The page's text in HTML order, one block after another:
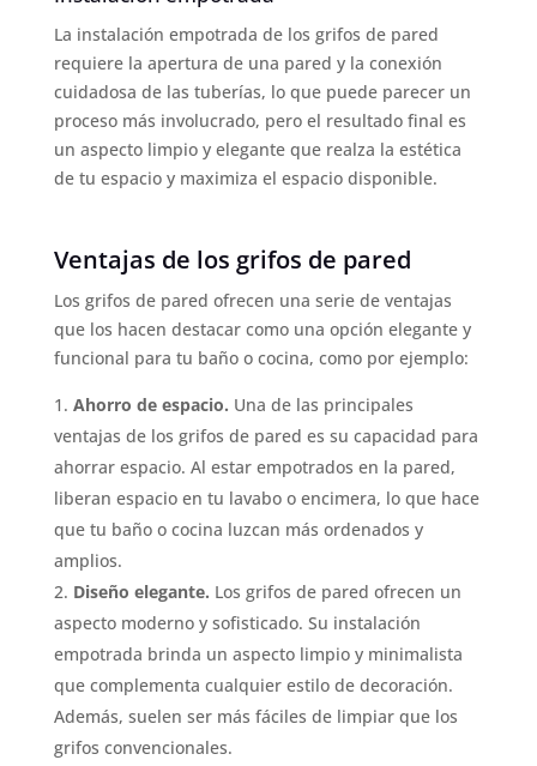
La instalación empotrada de los grifos de pared
requiere la apertura de una pared y la conexión
cuidadosa de las tuberías, lo que puede parecer un
proceso más involucrado, pero el resultado final es
un aspecto limpio y elegante que realza la estética
de tu espacio y maximiza el espacio disponible.
Ventajas de los grifos de pared
Los grifos de pared ofrecen una serie de ventajas
que los hacen destacar como una opción elegante y
funcional para tu baño o cocina, como por ejemplo:
Ahorro de espacio. Una de las principales
ventajas de los grifos de pared es su capacidad para
ahorrar espacio. Al estar empotrados en la pared,
liberan espacio en tu lavabo o encimera, lo que hace
que tu baño o cocina luzcan más ordenados y
amplios.
Diseño elegante. Los grifos de pared ofrecen un
aspecto moderno y sofisticado. Su instalación
empotrada brinda un aspecto limpio y minimalista
que complementa cualquier estilo de decoración.
Además, suelen ser más fáciles de limpiar que los
grifos convencionales.